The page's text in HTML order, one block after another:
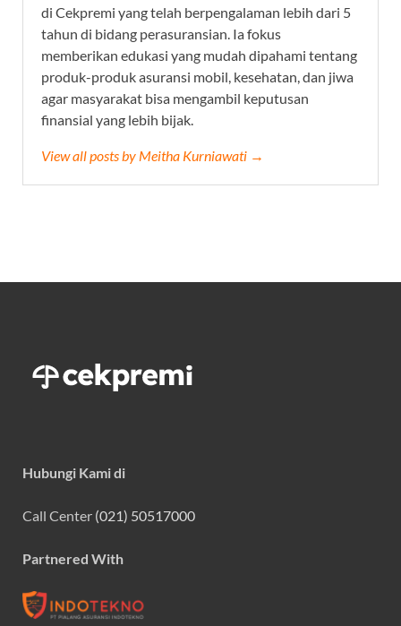
di Cekpremi yang telah berpengalaman lebih dari 5
tahun di bidang perasuransian. Ia fokus
memberikan edukasi yang mudah dipahami tentang
produk-produk asuransi mobil, kesehatan, dan jiwa
agar masyarakat bisa mengambil keputusan
finansial yang lebih bijak.
View all posts by Meitha Kurniawati →
Hubungi Kami di
Call Center (021) 50517000
Partnered With